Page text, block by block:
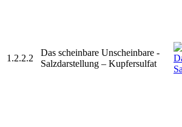
1.2.2.2
Das scheinbare Unscheinbare -
Salzdarstellung – Kupfersulfat